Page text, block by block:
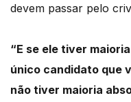
devem passar pelo
“E se ele tiver
único candidato que
não tiver maioria